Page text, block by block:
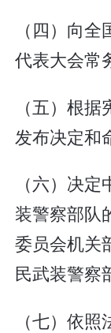
（四）向
代表大会常
（五）根
发布决定和
（六）决
装警察部队
委员会机关
民武装警察
（七）依